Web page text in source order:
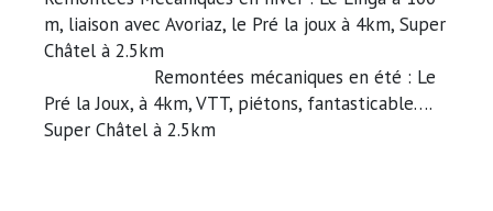
m, liaison avec Avoriaz, le Pré la joux à 4km, Super
Châtel à 2.5km
Remontées mécaniques en été : Le
Pré la Joux, à 4km, VTT, piétons, fantasticable….
Super Châtel à 2.5km